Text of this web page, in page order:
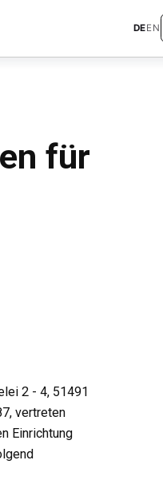
DEEN
für
2 - 4, 51491
vertreten
Einrichtung